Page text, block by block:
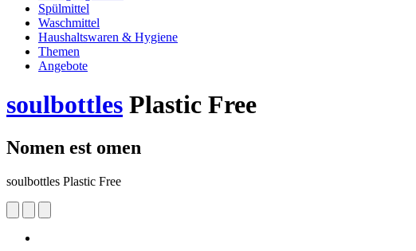
Spülmittel
Waschmittel
Haushaltswaren & Hygiene
Themen
Angebote
soulbottles Plastic Free
Nomen est omen
soulbottles Plastic Free